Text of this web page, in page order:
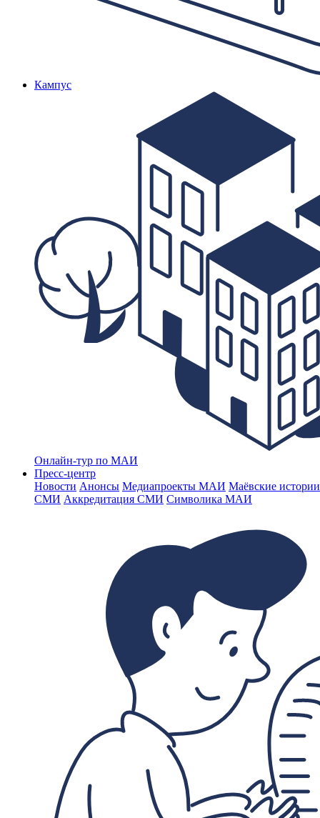
Кампус
Онлайн-тур по МАИ
Пресс-центр
Новости Анонсы Медиапроекты МАИ Маёвские
СМИ Аккредитация СМИ Символика МАИ